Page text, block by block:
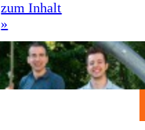
zum Inhalt
»